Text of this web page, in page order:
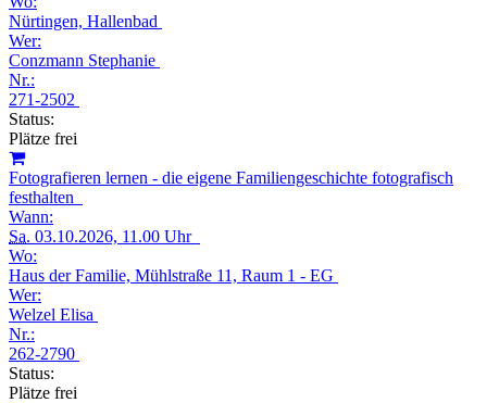
Nürtingen, Hallenbad
Wer:
Conzmann Stephanie
Nr.:
271-2502
Status:
Plätze frei
Fotografieren lernen - die eigene Familiengeschichte fotografisch
festhalten
Wann:
Sa. 03.10.2026, 11.00 Uhr
Wo:
Haus der Familie, Mühlstraße 11, Raum 1 - EG
Wer:
Welzel Elisa
Nr.:
262-2790
Status:
Plätze frei